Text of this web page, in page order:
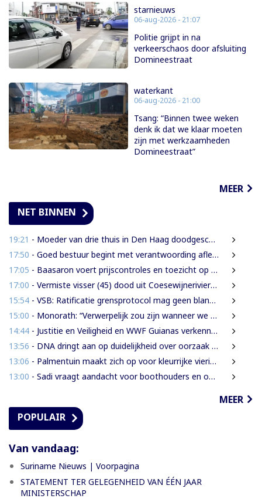
starnieuws
06-aug-2026 - 21:07
Politie grijpt in na
verkeerschaos door afsluiting
Domineestraat
waterkant
06-aug-2026 - 21:00
Tsang: “Binnen twee weken
denk ik dat we klaar moeten
zijn met werkzaamheden
Domineestraat”
MEER
NET BINNEN
19:21 - Moeder van drie thuis in Den Haag doodgeschoten; verdachte ex-partner opgepakt na vluchten
17:50 - Goed bestuur begint met verantwoording afleggen
17:05 - Baasaron voert prijscontroles en toezicht op voedselveiligheid op
17:00 - Vermiste visser (45) dood uit Coesewijnerivier gehaald
15:54 - VSB: Ratificatie grensprotocol mag geen blanco cheque zijn
15:00 - Monorath: “Verwerpelijk zou zijn wanneer we de dingen zouden bedekken met de mantel der liefde”
14:44 - Justitie en Veiligheid en WWF Guianas verkennen verdere samenwerking
13:56 - DNA dringt aan op duidelijkheid over oorzaak massale vissterfte
13:06 - Palmentuin maakt zich op voor kleurrijke viering Dag der Inheemsen
13:00 - Sadi vraagt aandacht voor boothouders en overbelasting Wijdenboschbrug
MEER
POPULAIR
Van vandaag:
Suriname Nieuws | Voorpagina
STATEMENT TER GELEGENHEID VAN ÉÉN JAAR
MINISTERSCHAP